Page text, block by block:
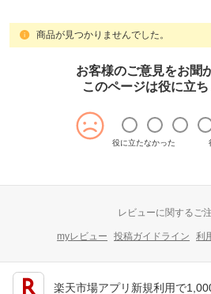
商品が見つかりませんでした。
お客様のご意見をお聞
このページは役に立
役に立たなかった
レビューに関するご
myレビュー 投稿ガイドライン 利
楽天市場アプリ新規利用で